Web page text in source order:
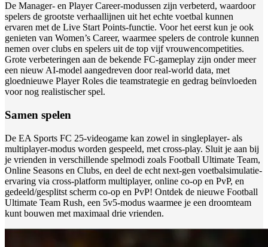
De Manager- en Player Career-modussen zijn verbeterd, waardoor
spelers de grootste verhaallijnen uit het echte voetbal kunnen
ervaren met de Live Start Points-functie. Voor het eerst kun je ook
genieten van Women’s Career, waarmee spelers de controle kunnen
nemen over clubs en spelers uit de top vijf vrouwencompetities.
Grote verbeteringen aan de bekende FC-gameplay zijn onder meer
een nieuw AI-model aangedreven door real-world data, met
gloednieuwe Player Roles die teamstrategie en gedrag beïnvloeden
voor nog realistischer spel.
Samen spelen
De EA Sports FC 25-videogame kan zowel in singleplayer- als
multiplayer-modus worden gespeeld, met cross-play. Sluit je aan bij
je vrienden in verschillende spelmodi zoals Football Ultimate Team,
Online Seasons en Clubs, en deel de echt next-gen voetbalsimulatie-
ervaring via cross-platform multiplayer, online co-op en PvP, en
gedeeld/gesplitst scherm co-op en PvP! Ontdek de nieuwe Football
Ultimate Team Rush, een 5v5-modus waarmee je een droomteam
kunt bouwen met maximaal drie vrienden.